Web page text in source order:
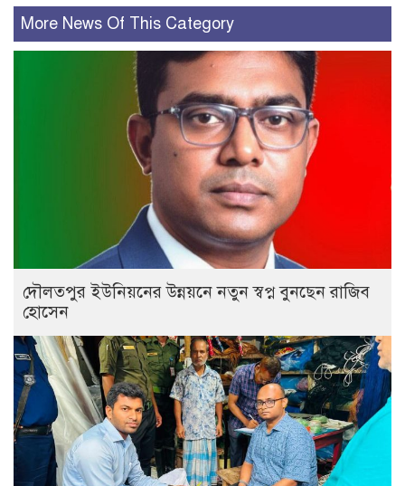
More News Of This Category
দৌলতপুর ইউনিয়নের উন্নয়নে নতুন স্বপ্ন বুনছেন রাজিব
হোসেন